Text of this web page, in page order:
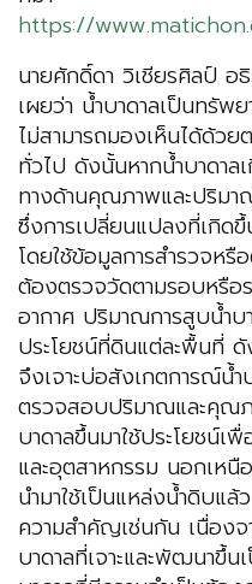
https://
นายศักดิ์ดา วิเชียรศิลป์ อ
เผยว่า น้ำบาดาลเป็นทรัพ
ไม่สามารถมองเห็นได้ด้ว
ทั่วไป ดังนั้นหากน้ำบาดาล
ทางด้านคุณภาพและปริมา
ซึ่งการเปลี่ยนแปลงที่เกิด
โดยใช้ข้อมูลการสำรวจห
ต้องตรวจวัดตามรอบหรือ
อากาศ ปริมาณการสูบน้ำบ
ประโยชน์ที่ดินแต่ละพื้นที่
จึงเจาะบ่อสังเกตการณ์น้ำ
ตรวจสอบปริมาณและคุณ
บาดาลขึ้นมาใช้ประโยชน์เ
และอุตสาหกรรม นอกเหนื
นำมาใช้เป็นแหล่งน้ำดิบแ
ความสำคัญเช่นกัน เนื่อง
บาดาลที่เจาะและพัฒนาขึ้น